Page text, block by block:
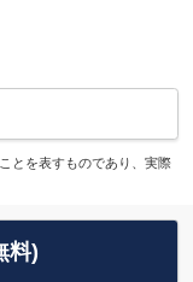
とを表すものであり、実際
料)